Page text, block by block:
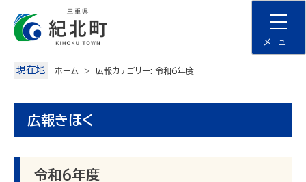
content
メニュー
現在地 ホーム 広報カテゴリー: 令和6年度
広報きほく
令和6年度